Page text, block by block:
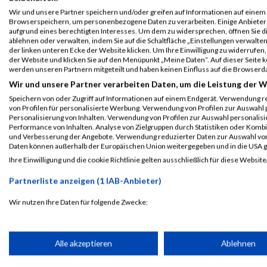
URL www.ironman.com
Event auf Facebook teilen
PASSENDE VERANSTALTUNGEN
4. Oktober 2026
IRONMAN Calella-Barcelona
6. Oktober 2024
IRONMAN Calella-
Laufsport Anmeldung
Wir und unsere Partner speichern und/oder greifen auf Informationen auf einem
Browserspeichern, um personenbezogene Daten zu verarbeiten. Einige
aufgrund eines berechtigten Interesses. Um dem zu widersprechen, öffnen Sie
ablehnen oder verwalten, indem Sie auf die Schaltfläche „Einstellungen
der linken unteren Ecke der Website klicken. Um Ihre Einwilligung zu
der Website und klicken Sie auf den Menüpunkt „Meine Daten“. Auf dieser
werden unseren Partnern mitgeteilt und haben keinen Einfluss auf die
Wir und unsere Partner verarbeiten Daten, um die Leistung der
Speichern von oder Zugriff auf Informationen auf einem Endgerät. Verwendung
von Profilen für personalisierte Werbung. Verwendung von Profilen zur
Personalisierung von Inhalten. Verwendung von Profilen zur Auswahl
Performance von Inhalten. Analyse von Zielgruppen durch Statistiken oder
und Verbesserung der Angebote. Verwendung reduzierter Daten zur Auswahl
Daten können außerhalb der Europäischen Union weitergegeben und in die USA
Ihre Einwilligung und die cookie Richtlinie gelten ausschließlich für diese
Partnerliste anzeigen (1 IAB-Anbieter)
Wir nutzen Ihre Daten für folgende Zwecke:
Speichern von oder Zugriff auf Informationen auf einem
Alle akzeptieren Ablehnen